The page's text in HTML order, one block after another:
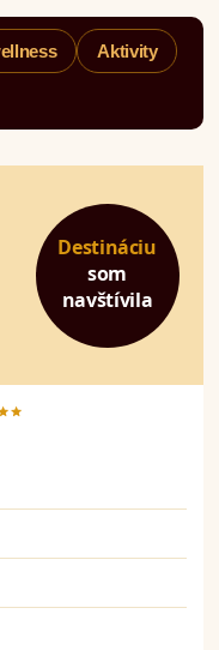
Aktivity
Destináciu
som
navštívila